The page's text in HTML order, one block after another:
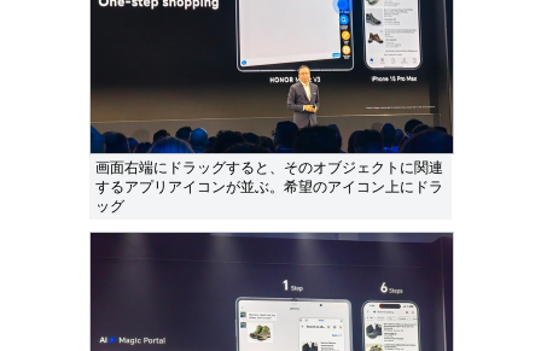
画面右端にドラッグすると、そのオブジェクトに関連
するアプリアイコンが並ぶ。希望のアイコン上にドラ
ッグ